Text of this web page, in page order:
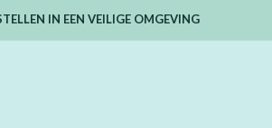
IN EEN VEILIGE OMGEVING